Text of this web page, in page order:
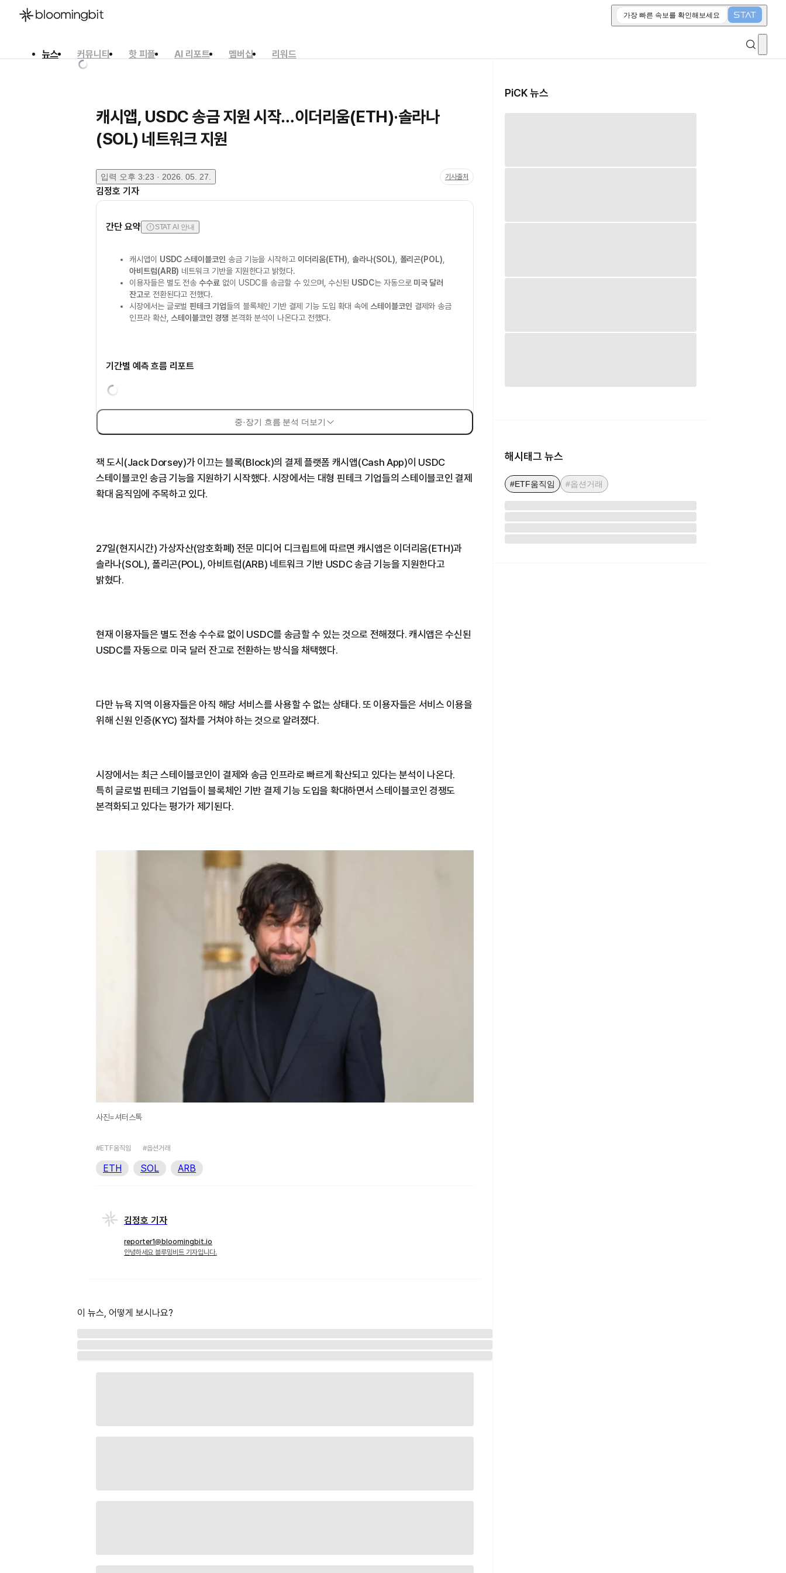
가장 빠른 속보를 확인해보세요
뉴스 커뮤니티 핫 피플 AI 리포트 멤버십
리워드
캐시앱, USDC 송금 지원 시작…이더리움(ETH)·솔라나
(SOL) 네트워크 지원
입력 오후 3:23 · 2026. 05. 27. 기사출처
김정호 기자
간단 요약 STAT AI 안내
캐시앱이 USDC 스테이블코인 송금 기능을 시작하고 이더리움(ETH) ,솔라나(SOL) 폴리곤(POL)
아비트럼(ARB) 네트워크 기반을 지원한다고 밝혔다.
이용자들은 별도 전송수수료없이 USDC를 송금할 수 있으며, 수신된 USDC는 자동으로 미국 달러
잔고로 전환된다고 전했다.
시장에서는 글로벌핀테크 기업들의 블록체인 기반 결제 기능 도입 확대 속에 스테이블코인 결제와 송금
인프라 확산, 스테이블코인 경쟁 본격화 분석이 나온다고 전했다.
기간별 예측 흐름 리포트
중·장기 흐름 분석 더보기
잭 도시(Jack Dorsey)가 이끄는 블록(Block)의 결제 플랫폼 캐시앱(Cash App)이 USDC
스테이블코인 송금 기능을 지원하기 시작했다. 시장에서는 대형 핀테크 기업들의 스테이블코인 결제
확대 움직임에 주목하고 있다.
27일(현지시간) 가상자산(암호화폐) 전문 미디어 디크립트에 따르면 캐시앱은 이더리움(ETH)과
솔라나(SOL), 폴리곤(POL), 아비트럼(ARB) 네트워크 기반 USDC 송금 기능을 지원한다고
밝혔다.
현재 이용자들은 별도 전송 수수료 없이 USDC를 송금할 수 있는 것으로 전해졌다. 캐시앱은 수신된
USDC를 자동으로 미국 달러 잔고로 전환하는 방식을 채택했다.
다만 뉴욕 지역 이용자들은 아직 해당 서비스를 사용할 수 없는 상태다. 또 이용자들은 서비스 이용을
위해 신원 인증(KYC) 절차를 거쳐야 하는 것으로 알려졌다.
시장에서는 최근 스테이블코인이 결제와 송금 인프라로 빠르게 확산되고 있다는 분석이 나온다.
특히 글로벌 핀테크 기업들이 블록체인 기반 결제 기능 도입을 확대하면서 스테이블코인 경쟁도
본격화되고 있다는 평가가 제기된다.
사진=셔터스톡
#ETF움직임 #옵션거래
ETH SOL ARB
김정호 기자
reporter1@bloomingbit.io
안녕하세요 블루밍비트 기자입니다.
이 뉴스, 어떻게 보시나요?
PiCK 뉴스
해시태그 뉴스
#ETF움직임 #옵션거래